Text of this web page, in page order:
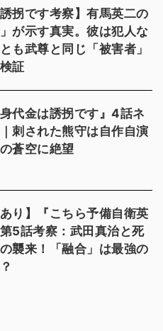
誘拐です考察】有馬英二の
」が示す真実。彼は犯人な
も武尊と同じ「被害者」
証
代金は誘拐です』4話ネ
刺された熊守は自作自演
蒼空に絶望
あり】『こちら予備自衛英
5話考察：武田真治と死
襲来！「融合」は最強の